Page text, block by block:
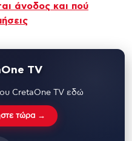
άνοδος και πού
TV
CretaOne TV εδώ
τώρα →